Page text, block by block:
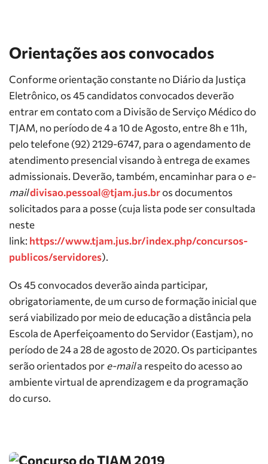
Orientações aos convocados
Conforme orientação constante no Diário da Justiça
Eletrônico, os 45 candidatos convocados deverão
entrar em contato com a Divisão de Serviço Médico do
TJAM, no período de 4 a 10 de Agosto, entre 8h e 11h,
pelo telefone (92) 2129-6747, para o agendamento de
atendimento presencial visando à entrega de exames
admissionais. Deverão, também, encaminhar para oe-
maildivisao.pessoal@tjam.jus.bros documentos
solicitados para a posse (cuja lista pode ser consultada
neste
link: https://www.tjam.jus.br/index.php/concursos-
publicos/servidores).
Os 45 convocados deverão ainda participar,
obrigatoriamente, de um curso de formação inicial que
será viabilizado por meio de educação a distância pela
Escola de Aperfeiçoamento do Servidor (Eastjam), no
período de 24 a 28 de agosto de 2020. Os participantes
serão orientados pore-maila respeito do acesso ao
ambiente virtual de aprendizagem e da programação
do curso.